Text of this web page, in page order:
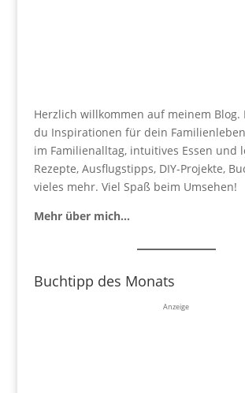
Herzlich willkommen auf meinem Blog.
du Inspirationen für dein
im Familienalltag, intuitives Essen und
Rezepte, Ausflugstipps, DIY-Projekte,
vieles mehr. Viel Spaß beim Umsehen!
Mehr über mich…
Buchtipp des Monats
Anzeige